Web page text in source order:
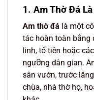
1. Am Thờ Đá Là
Am thờ đá là một
tác hoàn toàn bằng
linh, tổ tiên hoặc
ngưỡng dân gian.
sân vườn, trước
chùa, nhà thờ họ,